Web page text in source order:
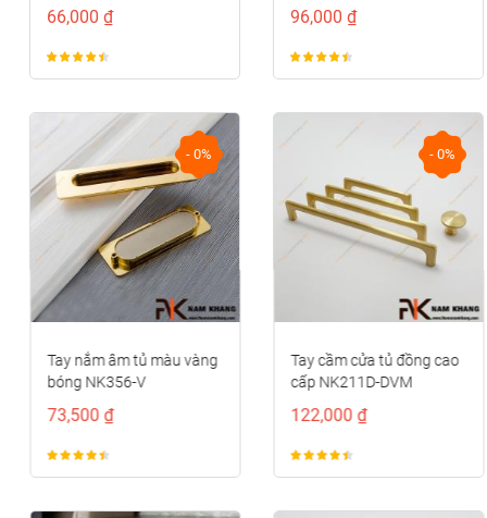
66,000 ₫
- 0%
Tay nắm âm tủ màu vàng
bóng NK356-V
73,500 ₫
96,000 ₫
- 0%
Tay cầm cửa tủ đồng cao
cấp NK211D-DVM
122,000 ₫